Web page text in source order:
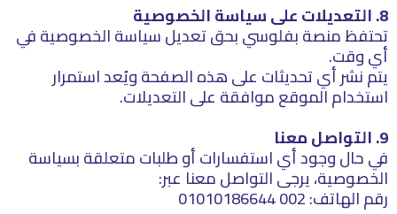
8. التعديلات على سياسة الخصوصية
تحتفظ منصة بفلوسي بحق تعديل سياسة الخصوصية في
أي وقت.
يتم نشر أي تحديثات على هذه الصفحة ويُعد استمرار
استخدام الموقع موافقة على التعديلات.
9. التواصل معنا
في حال وجود أي استفسارات أو طلبات متعلقة بسياسة
الخصوصية، يرجى التواصل معنا عبر:
رقم الهاتف: 002 01010186644